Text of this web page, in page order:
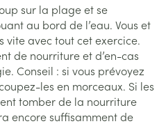
sur la plage et se
au bord de l’eau. Vous et
vite avec tout cet exercice.
de nourriture et d’en-cas
Conseil : si vous prévoyez
les en morceaux. Si les
tomber de la nourriture
encore suffisamment de